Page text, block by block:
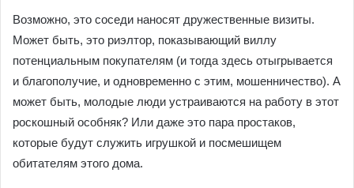
Возможно, это соседи наносят дружественные визиты.
Может быть, это риэлтор, показывающий виллу
потенциальным покупателям (и тогда здесь отыгрывается
и благополучие, и одновременно с этим, мошенничество). А
может быть, молодые люди устраиваются на работу в этот
роскошный особняк? Или даже это пара простаков,
которые будут служить игрушкой и посмешищем
обитателям этого дома.